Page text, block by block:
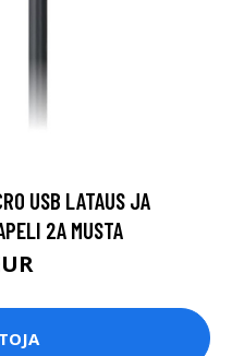
USB LATAUS JA
2A MUSTA